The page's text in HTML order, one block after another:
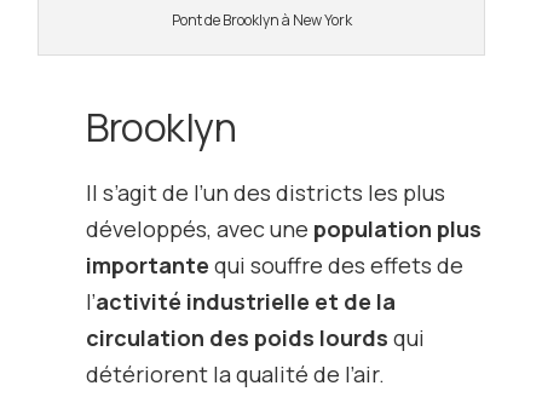
Pont de Brooklyn à New York
Brooklyn
Il s’agit de l’un des districts les plus
développés, avec une population plus
importantequi souffre des effets de
l’activité industrielle et de la
circulation des poids lourds qui
détériorent la qualité de l’air.